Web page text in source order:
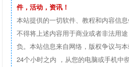
件，活动，资讯！
本站提供的一切软件、教程和内容信
不得将上述内容用于商业或者非法用
负。本站信息来自网络，版权争议与
24个小时之内 ，从您的电脑或手机中